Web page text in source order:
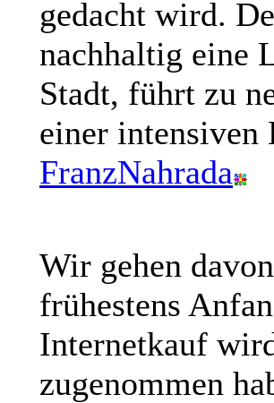
gedacht wird.
nachhaltig eine
Stadt, führt zu
einer
FranzNahrada
Wir gehen
frühestens
Internetkauf
zugenommen